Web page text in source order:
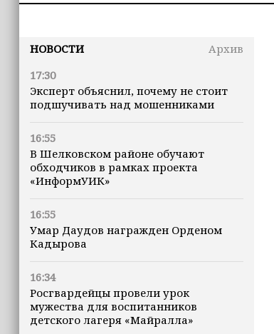
НОВОСТИ
Архив
17:30
Эксперт объяснил, почему не стоит
подшучивать над мошенниками
16:55
В Шелковском районе обучают
обходчиков в рамках проекта
«ИнформУИК»
16:55
Умар Даудов награжден Орденом
Кадырова
16:34
Росгвардейцы провели урок
мужества для воспитанников
детского лагеря «Майралла»